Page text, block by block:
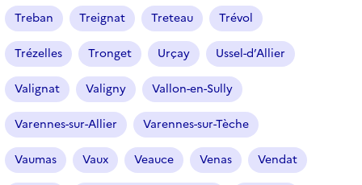
Treban Treignat Treteau Trévol
Trézelles Tronget Urçay Ussel-d’Allier
Valignat Valigny Vallon-en-Sully
Varennes-sur-Allier Varennes-sur-Tèche
Vaumas Vaux Veauce Venas Vendat